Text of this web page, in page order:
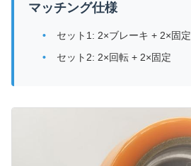
マッチング仕様
セット1: 2×ブレーキ + 2×固定
セット2: 2×回転 + 2×固定